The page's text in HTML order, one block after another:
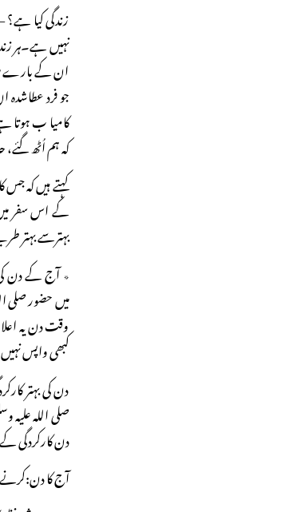
زندگی کیا
ان کے بارے
جو فرد
کامیا ب ہوتا
کہ ہم اُٹھ گئے،
کہتے ہیں کہ
کے اس سفر
بہترسے بہتر
٭ آج کے دن
میں حضور صلی
وقت دن یہ
کبھی واپس
دن کی بہتر
صلی اللہ
دن کارکردگی
آج کا